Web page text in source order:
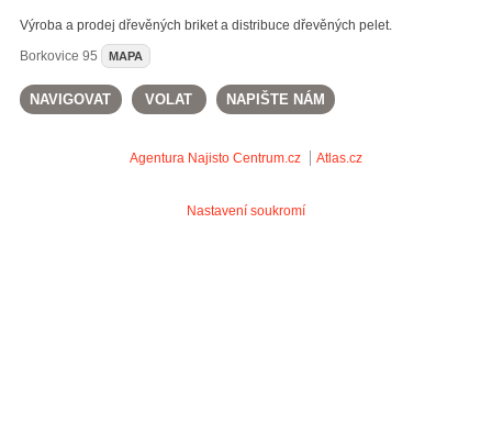
Výroba a prodej dřevěných briket a distribuce dřevěných pelet.
Borkovice 95 MAPA
NAVIGOVAT VOLAT NAPIŠTE NÁM
Agentura Najisto Centrum.cz Atlas.cz
Nastavení soukromí